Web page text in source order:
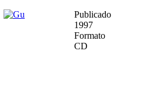
Publicado
1997
Formato
CD